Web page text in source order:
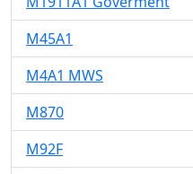
M45A1
M4A1 MWS
M870
M92F